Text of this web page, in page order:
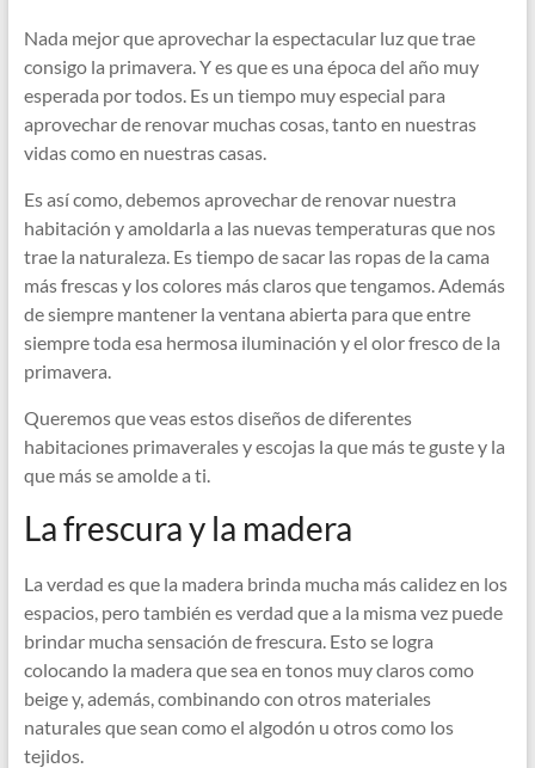
Nada mejor que aprovechar la espectacular luz que trae
consigo la primavera. Y es que es una época del año muy
esperada por todos. Es un tiempo muy especial para
aprovechar de renovar muchas cosas, tanto en nuestras
vidas como en nuestras casas.
Es así como, debemos aprovechar de renovar nuestra
habitación y amoldarla a las nuevas temperaturas que nos
trae la naturaleza. Es tiempo de sacar las ropas de la cama
más frescas y los colores más claros que tengamos. Además
de siempre mantener la ventana abierta para que entre
siempre toda esa hermosa iluminación y el olor fresco de la
primavera.
Queremos que veas estos diseños de diferentes
habitaciones primaverales y escojas la que más te guste y la
que más se amolde a ti.
La frescura y la madera
La verdad es que la madera brinda mucha más calidez en los
espacios, pero también es verdad que a la misma vez puede
brindar mucha sensación de frescura. Esto se logra
colocando la madera que sea en tonos muy claros como
beige y, además, combinando con otros materiales
naturales que sean como el algodón u otros como los
tejidos.